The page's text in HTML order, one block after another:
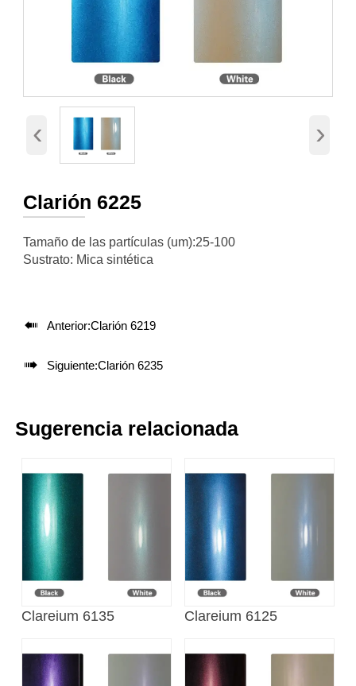
‹ ›
Clarión 6225
Tamaño de las partículas (um):25-100
Sustrato: Mica sintética
 Anterior:Clarión 6219
 Siguiente:Clarión 6235
Sugerencia relacionada
Clareium 6135 Clareium 6125